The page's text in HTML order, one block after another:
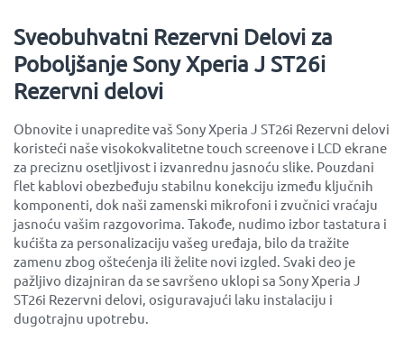
Sveobuhvatni Rezervni Delovi za
Poboljšanje Sony Xperia J ST26i
Rezervni delovi
Obnovite i unapredite vaš Sony Xperia J ST26i Rezervni delovi
koristeći naše visokokvalitetne touch screenove i LCD ekrane
za preciznu osetljivost i izvanrednu jasnoću slike. Pouzdani
flet kablovi obezbeđuju stabilnu konekciju između ključnih
komponenti, dok naši zamenski mikrofoni i zvučnici vraćaju
jasnoću vašim razgovorima. Takođe, nudimo izbor tastatura i
kućišta za personalizaciju vašeg uređaja, bilo da tražite
zamenu zbog oštećenja ili želite novi izgled. Svaki deo je
pažljivo dizajniran da se savršeno uklopi sa Sony Xperia J
ST26i Rezervni delovi, osiguravajući laku instalaciju i
dugotrajnu upotrebu.